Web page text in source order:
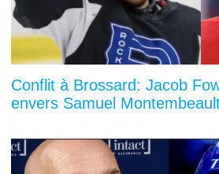
Conflit à Brossard: Jacob
envers Samuel